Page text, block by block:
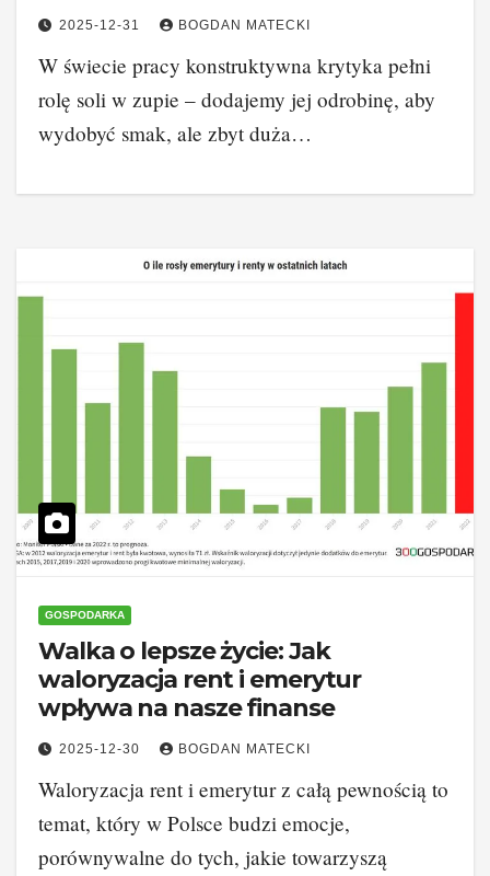
2025-12-31 BOGDAN MATECKI
W świecie pracy konstruktywna krytyka pełni
rolę soli w zupie – dodajemy jej odrobinę, aby
wydobyć smak, ale zbyt duża…
GOSPODARKA
Walka o lepsze życie: Jak
waloryzacja rent i emerytur
wpływa na nasze finanse
2025-12-30 BOGDAN MATECKI
Waloryzacja rent i emerytur z całą pewnością to
temat, który w Polsce budzi emocje,
porównywalne do tych, jakie towarzyszą